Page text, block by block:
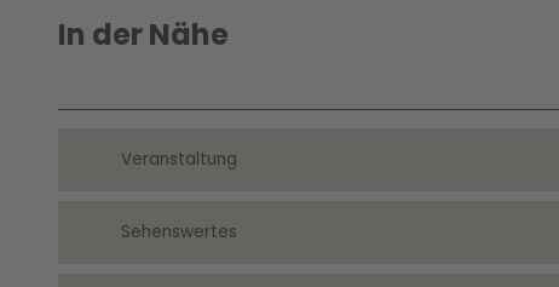
In der Nähe
Veranstaltung
Sehenswertes